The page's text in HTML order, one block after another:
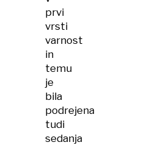
prvi
vrsti
varnost
in
temu
je
bila
podrejena
tudi
sedanja